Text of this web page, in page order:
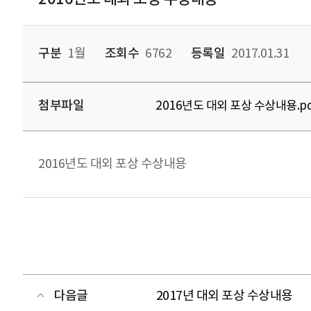
구분 1월 조회수 6762 등록일 2017.01.31
첨부파일 2016년도 대외 포상 수상내용
2016년도 대외 포상 수상내용
다음글 2017년 대외 포상 수상내용